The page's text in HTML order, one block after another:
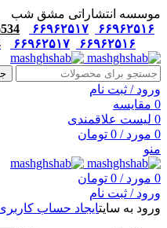
موسسه انتشاراتی مشق شب
۶۶۹۶۲۵۱۶
۶۶۹۶۲۵۱۷
۶۶۹۶۲۵۱۶
۶۶۹۶۲۵۱۷
ورود / ثبت نام
0 مقایسه
0 لیست علاقمندی
0 مورد /
0 تومان
منو
0 مورد /
0 تومان
ورود / ثبت نام
ورود به سایتایجاد حساب